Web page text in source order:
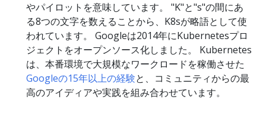
やパイロットを意味しています。 "K"と"s"の間にあ
る8つの文字を数えることから、K8sが略語として使
われています。 Googleは2014年にKubernetesプロ
ジェクトをオープンソース化しました。 Kubernetes
は、本番環境で大規模なワークロードを稼働させた
Googleの15年以上の経験と、コミュニティからの最
高のアイディアや実践を組み合わせています。